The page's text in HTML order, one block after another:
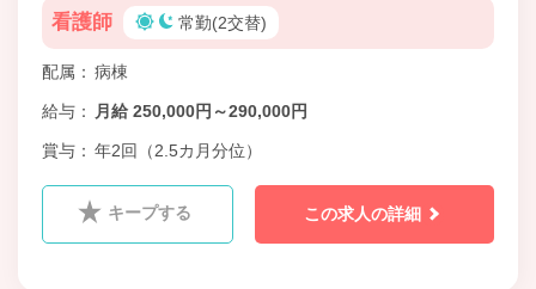
看護師 常勤(2交替)
配属 病棟
給与 月給 250,000円～290,000円
賞与 年2回（2.5カ月分位）
キープする この求人の詳細